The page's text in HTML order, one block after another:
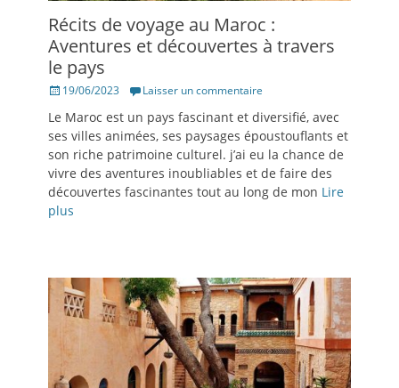
Récits de voyage au Maroc :
Aventures et découvertes à travers
le pays
Posté19/06/2023 Laisser un commentaire
Le Maroc est un pays fascinant et diversifié, avec
ses villes animées, ses paysages époustouflants et
son riche patrimoine culturel. j’ai eu la chance de
vivre des aventures inoubliables et de faire des
découvertes fascinantes tout au long de mon Lire
plus